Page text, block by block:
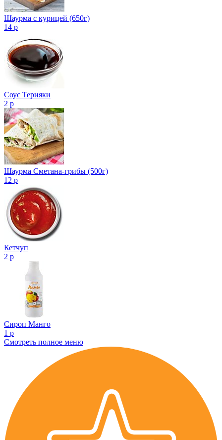
Шаурма с курицей (650г)
14 р
Соус Терияки
2 р
Шаурма Сметана-грибы (500г)
12 р
Кетчуп
2 р
Сироп Манго
1 р
Смотреть полное меню